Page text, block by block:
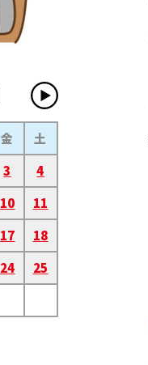
金
土
3
4
10
11
17
18
24
25